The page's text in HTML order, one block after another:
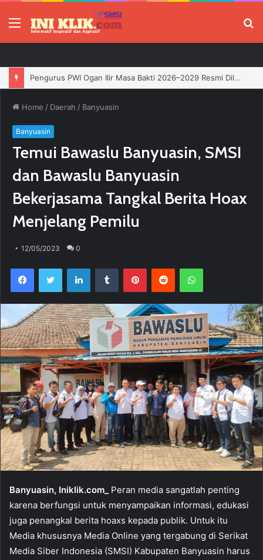
Menu
Jelang HUT RI, 3 Sumur Infill Baru di Zona 4 Dukung Kedaulatan Energi
Home / Daerah / Banyuasin
Banyuasin
Temui Bawaslu Banyuasin, SMSI
dan Bawaslu Banyuasin
Bekerjasama Tangkal Berita Hoax
Menjelang Pemilu
12/05/2023 0
Banyuasin, Iniklik.com_
Peran media sangatlah penting
karena berfungsi untuk menyampaikan informasi, edukasi
juga penangkal berita hoaxs kepada publik. Untuk itu
Media khususnya Media Online yang tergabung di Serikat
Media Siber Indonesia (SMSI) Kabupaten Banyuasin harus